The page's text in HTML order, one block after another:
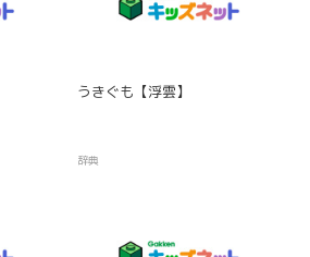
うきぐも【浮雲】
辞典